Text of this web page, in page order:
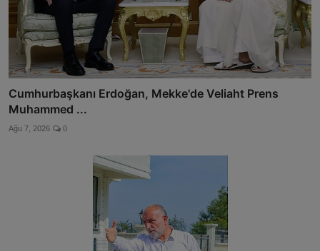
Cumhurbaşkanı Erdoğan, Mekke'de Veliaht Prens
Muhammed ...
Ağu 7, 2026 0